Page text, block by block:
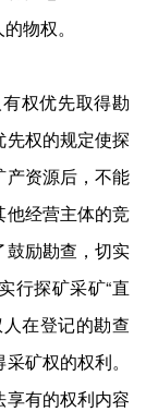
物权。
权优先取得勘
权的规定使探
产资源后，不能
他经营主体的竞
鼓励勘查，切实
行探矿采矿“直
在登记的勘查
矿权的权利。
有的权利内容